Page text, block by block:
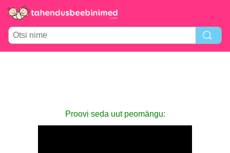
Proovi seda uut peomängu: